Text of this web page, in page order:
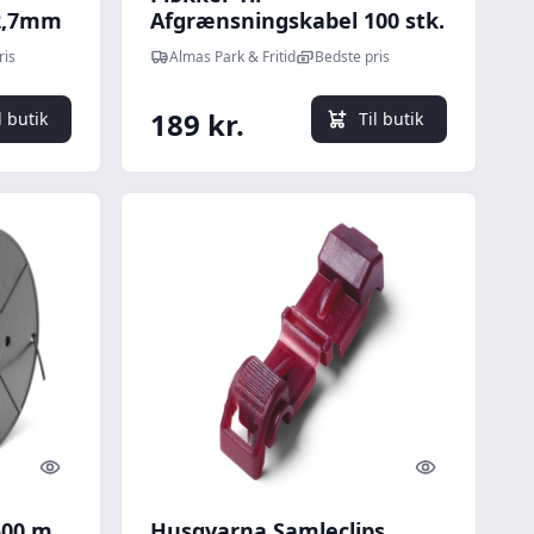
butik
Afgrænsningskabel 100 stk.
Almas Park & Fritid Bedste pris
189 kr. Til butik
Quick look Quick look